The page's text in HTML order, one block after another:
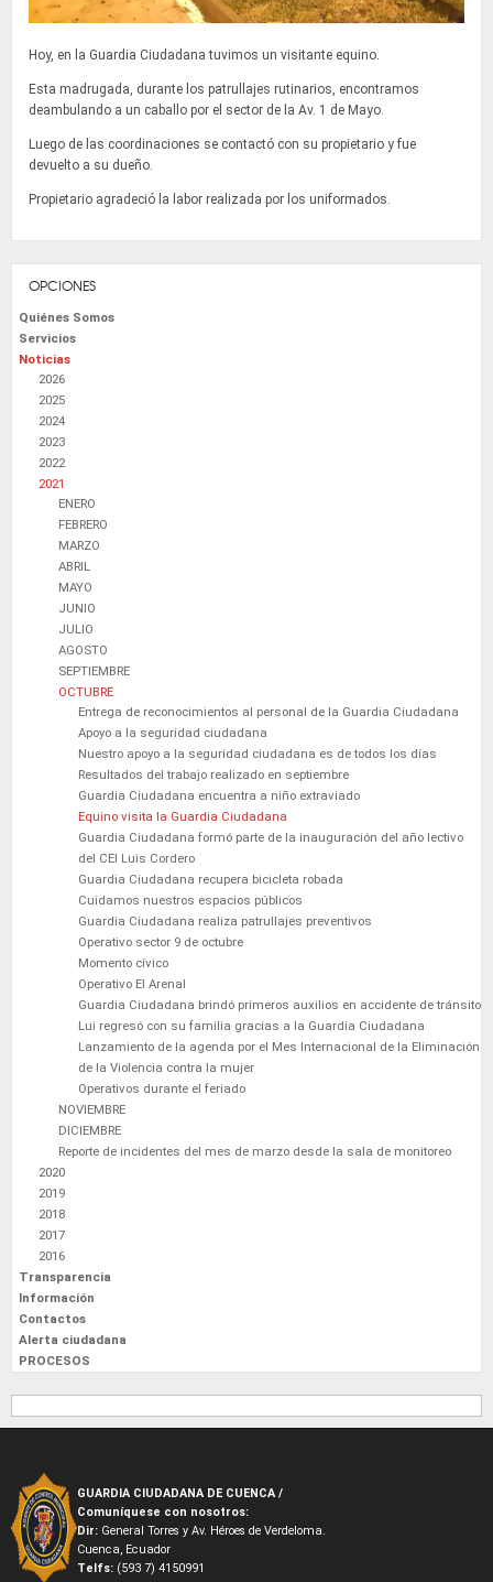
Hoy, en la Guardia Ciudadana tuvimos un visitante equino.
Esta madrugada, durante los patrullajes rutinarios, encontramos
deambulando a un caballo por el sector de la Av. 1 de Mayo.
Luego de las coordinaciones se contactó con su propietario y fue
devuelto a su dueño.
Propietario agradeció la labor realizada por los uniformados.
OPCIONES
Quiénes Somos
Servicios
Noticias
2026
2025
2024
2023
2022
2021
ENERO
FEBRERO
MARZO
ABRIL
MAYO
JUNIO
JULIO
AGOSTO
SEPTIEMBRE
OCTUBRE
Entrega de reconocimientos al personal de la Guardia Ciudadana
Apoyo a la seguridad ciudadana
Nuestro apoyo a la seguridad ciudadana es de todos los días
Resultados del trabajo realizado en septiembre
Guardia Ciudadana encuentra a niño extraviado
Equino visita la Guardia Ciudadana
Guardia Ciudadana formó parte de la inauguración del año lectivo
del CEI Luis Cordero
Guardia Ciudadana recupera bicicleta robada
Cuidamos nuestros espacios públicos
Guardia Ciudadana realiza patrullajes preventivos
Operativo sector 9 de octubre
Momento cívico
Operativo El Arenal
Guardia Ciudadana brindó primeros auxilios en accidente de tránsito
Lui regresó con su familia gracias a la Guardia Ciudadana
Lanzamiento de la agenda por el Mes Internacional de la Eliminación
de la Violencia contra la mujer
Operativos durante el feriado
NOVIEMBRE
DICIEMBRE
Reporte de incidentes del mes de marzo desde la sala de monitoreo
2020
2019
2018
2017
2016
Transparencia
Información
Contactos
Alerta ciudadana
PROCESOS
GUARDIA CIUDADANA DE CUENCA /
Comuníquese con nosotros:
Dir: General Torres y Av. Héroes de Verdeloma.
Cuenca, Ecuador
Telfs: (593 7) 4150991